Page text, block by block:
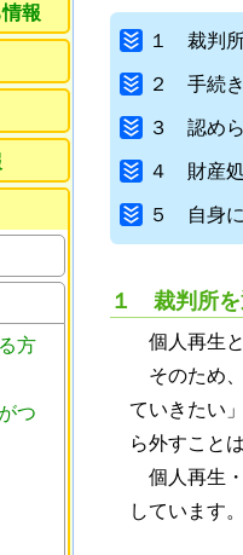
１ 裁判所
２ 手続
３ 認め
４ 財産
５ 自身に
１ 裁判所を
個人再生
そのため
ていきたい
ら外すこと
個人再生
しています。
報
方
つ